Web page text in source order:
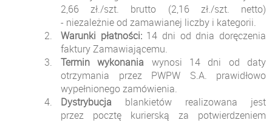
2,66 zł./szt. brutto (2,16 zł./szt. netto)
- niezależnie od zamawianej liczby i kategorii.
Warunki płatności:14 dni od dnia doręczenia
faktury Zamawiającemu.
Termin wykonania wynosi 14 dni od daty
otrzymania przez PWPW S.A. prawidłowo
wypełnionego zamówienia.
Dystrybucja blankietów realizowana jest
przez pocztę kurierską za potwierdzeniem